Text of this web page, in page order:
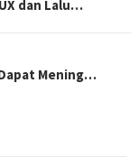
dan Lalu…
Mening…